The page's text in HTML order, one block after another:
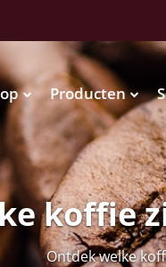
Waterkoelers
Producten
koffie
Ontdek welke